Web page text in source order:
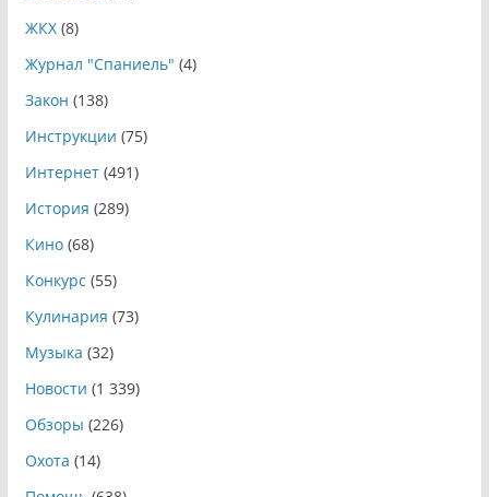
ЖКХ(8)
Журнал "Спаниель" (4)
Закон (138)
Инструкции (75)
Интернет(491)
История (289)
Кино(68)
Конкурс (55)
Кулинария (73)
Музыка (32)
Новости (1 339)
Обзоры (226)
Охота (14)